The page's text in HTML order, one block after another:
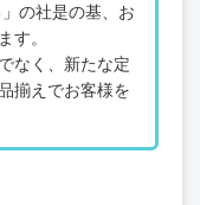
の社是の基、お
す。
なく、新たな定
揃えでお客様を